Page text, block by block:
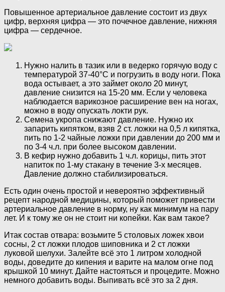
Повышенное артериальное давление состоит из двух
цифр, верхняя цифра — это почечное давление, нижняя
цифра — сердечное.
Нужно налить в тазик или в ведерко горячую воду с
температурой 37-40°С и погрузить в воду ноги. Пока
вода остывает, а это займет около 20 минут,
давление снизится на 15-20 мм. Если у человека
наблюдается варикозное расширение вен на ногах,
можно в воду опускать локти рук.
Семена укропа снижают давление. Нужно их
запарить кипятком, взяв 2 ст. ложки на 0,5 л кипятка,
пить по 1-2 чайные ложки при давлении до 200 мм и
по 3-4 ч.л. при более высоком давлении.
В кефир нужно добавить 1 ч.л. корицы, пить этот
напиток по 1-му стакану в течение 3-х месяцев.
Давление должно стабилизироваться.
Есть один очень простой и невероятно эффективный
рецепт народной медицины, который поможет привести
артериальное давление в норму, ну как минимум на пару
лет. И к тому же он не стоит ни копейки. Как вам такое?
Итак состав отвара: возьмите 5 столовых ложек хвои
сосны, 2 ст ложки плодов шиповника и 2 ст ложки
луковой шелухи. Залейте всё это 1 литром холодной
воды, доведите до кипения и варите на малом огне под
крышкой 10 минут. Дайте настояться и процедите. Можно
немного добавить воды. Выпивать всё это за 2 дня.